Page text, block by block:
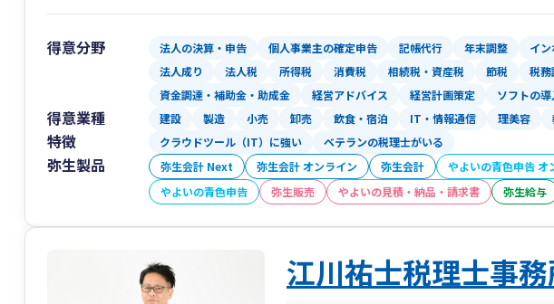
月次決算書を使用することで、
「どこに手を打てば利益がでるか」
「どうすれば資金が残る会社になるか」
収益構造と財務体質を確認しながら、実
□キャッシュフロー経営を重点に「強
中小企業にとって重要なキャッシュフロ
月次決算書の経営数字をもとにした具体
資金繰り対策、融資・資金調達の支援を
また、財務の支援に特化した財務顧問
サービスも提供しております。
現在の顧問税理士とは別の視点で財務を
得意分野 法人の決算・申告 個人事業主の確定申告 記帳代行 年末調整 イ
法人成り
法人税 所得税 消費税 相続税・資産税 節税 税務
資金調達・補助金・助成金
経営アドバイス 経営計画策定 ソフトの
得意業種 建設 製造 小売 卸売 飲食・宿泊 IT・情報通信 理美容
特徴 クラウドツール（IT）に強い ベテランの税理士がいる
弥生製品 弥生会計 Next 弥生会計 オンライン 弥生会計 やよいの青色申告 オ
やよいの青色申告
弥生販売 やよいの見積・納品・請求書 弥生給与
江川祐士税理士事